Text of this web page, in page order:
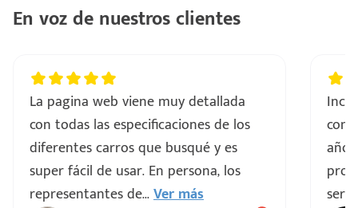
En voz de nuestros clientes
La pagina web viene muy detallada
con todas las especificaciones de los
diferentes carros que busqué y es
super fácil de usar. En persona, los
representantes de...Ver más